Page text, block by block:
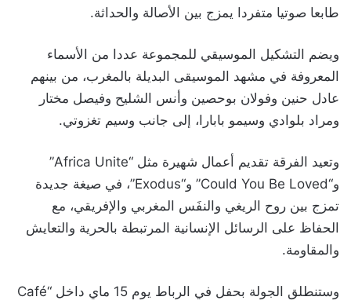
طابعا صوتيا متفردا يمزج بين الأصالة والحداثة.
ويضم التشكيل الموسيقي للمجموعة عددا من الأسماء
المعروفة في مشهد الموسيقى البديلة بالمغرب، من بينهم
عادل حنين وفولان بوحصين وأنس الشليح وفيصل مختار
ومراد بلوادي وسيمو بابارا، إلى جانب وسيم تغزوتي.
وتعيد الفرقة تقديم أعمال شهيرة مثل “Africa Unite”
و“Could You Be Loved” و“Exodus”، في صيغة جديدة
تمزج بين روح الريغي والنفَس المغربي والإفريقي، مع
الحفاظ على الرسائل الإنسانية المرتبطة بالحرية والتعايش
والمقاومة.
وستنطلق الجولة بحفل في الرباط يوم 15 ماي داخل “Café